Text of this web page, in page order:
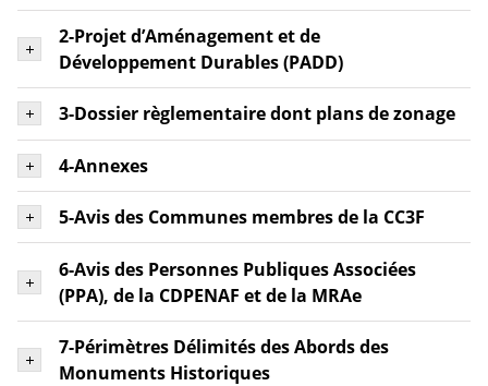
2-Projet d’Aménagement et de
Développement Durables (PADD)
3-Dossier règlementaire dont plans de zonage
4-Annexes
5-Avis des Communes membres de la CC3F
6-Avis des Personnes Publiques Associées
(PPA), de la CDPENAF et de la MRAe
7-Périmètres Délimités des Abords des
Monuments Historiques